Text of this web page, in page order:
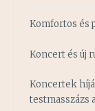
Komfortos és
Koncert és új
Koncertek
testmasszázs